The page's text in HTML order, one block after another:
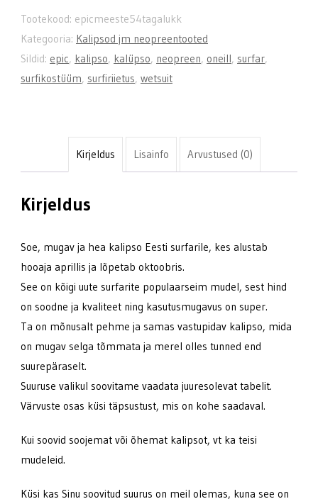
Tootekood: epicmeeste54tagalukk
Kategooria: Kalipsod jm neopreentooted
Sildid: epic, kalipso, kalüpso, neopreen, oneill, surfar,
surfikostüüm, surfiriietus, wetsuit
Kirjeldus Lisainfo Arvustused (0)
Kirjeldus
Soe, mugav ja hea kalipso Eesti surfarile, kes alustab
hooaja aprillis ja lõpetab oktoobris.
See on kõigi uute surfarite populaarseim mudel, sest hind
on soodne ja kvaliteet ning kasutusmugavus on super.
Ta on mõnusalt pehme ja samas vastupidav kalipso, mida
on mugav selga tõmmata ja merel olles tunned end
suurepäraselt.
Suuruse valikul soovitame vaadata juuresolevat tabelit.
Värvuste osas küsi täpsustust, mis on kohe saadaval.
Kui soovid soojemat või õhemat kalipsot, vt ka teisi
mudeleid.
Küsi kas Sinu soovitud suurus on meil olemas, kuna see on